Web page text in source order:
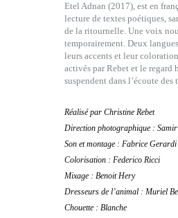
Etel Adnan (2017), est en
lecture de textes poétiques,
de la ritournelle. Une voix
temporairement. Deux
leurs accents et leur
activés par Rebet et le regard
suspendent dans l’écoute des
Réalisé par Christine Rebet
Direction photographique :
Son et montage : Fabrice Gerardi
Colorisation : Federico Ricci
Mixage : Benoit Hery
Dresseurs de l’animal : Muriel
Chouette : Blanche